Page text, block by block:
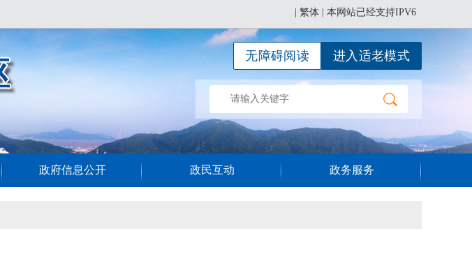
繁体 | 本网站已经支持IPV6
进入适老模式
无障碍阅读
政府信息公开 政民互动 政务服务